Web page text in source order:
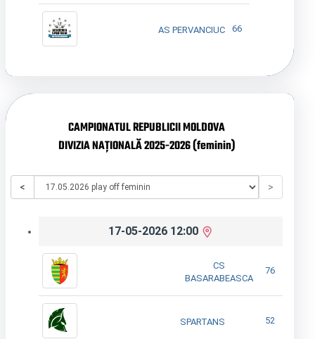
AS PERVANCIUC 66
CAMPIONATUL REPUBLICII MOLDOVA
DIVIZIA NAȚIONALĂ 2025-2026 (feminin)
< >
17-05-2026 12:00
CS
BASARABEASCA
76
SPARTANS 52